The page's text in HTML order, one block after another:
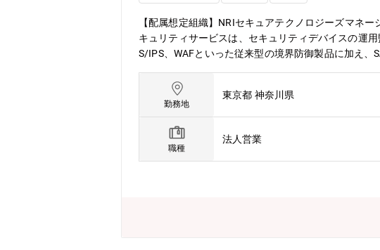
【配属想定組織】NRIセキュアテクノロジーズマネ
キュリティサービスは、セキュリティデバイスの運
S/IPS、WAFといった従来型の境界防御製品に加え、
企画部は、マネージドセキュリティ事業の成長を牽
ィング活動（セミナー/イベント開催）やパートナ
ています。【募集職種の期待役割】顧客および社内
クロスセルを推進していただきます。また、顧客と
ていく活動をリードいただくことを期待しています
活動および営業企画を担当いただきます。顧客課題
す。・営業戦略・アクションプランの立案および実
しており、国内有数の規模を誇ります。以下の商材
勤務地
東京都 神奈川県
職種
法人営業